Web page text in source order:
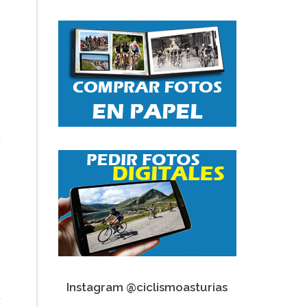
Instagram @ciclismoasturias